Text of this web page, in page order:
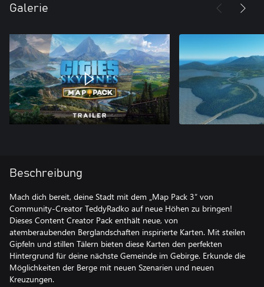
Galerie
Beschreibung
Mach dich bereit, deine Stadt mit dem „Map Pack 3“ von
Community-Creator TeddyRadko auf neue Höhen zu bringen!
Dieses Content Creator Pack enthält neue, von
atemberaubenden Berglandschaften inspirierte Karten. Mit steilen
Gipfeln und stillen Tälern bieten diese Karten den perfekten
Hintergrund für deine nächste Gemeinde im Gebirge. Erkunde die
Möglichkeiten der Berge mit neuen Szenarien und neuen
Kreuzungen.